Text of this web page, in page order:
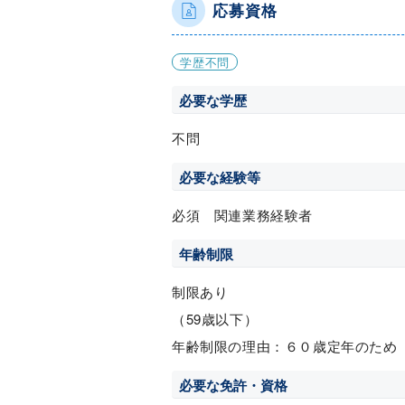
応募資格
学歴不問
必要な学歴
不問
必要な経験等
必須 関連業務経験者
年齢制限
制限あり
（59歳以下）
年齢制限の理由：６０歳定年のため
必要な免許・資格